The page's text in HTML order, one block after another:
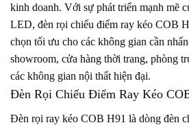
kinh doanh. Với sự phát triển mạnh mẽ
LED, đèn rọi chiếu điểm ray kéo COB
chọn tối ưu cho các không gian cần
showroom, cửa hàng thời trang, phòng
các không gian nội thất hiện đại.
Đèn Rọi Chiếu Điểm Ray Kéo
Đèn rọi ray kéo COB H91 là dòng đèn